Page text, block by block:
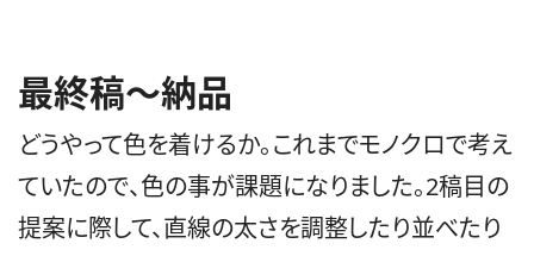
最終稿〜納品
どうやって色を着けるか。これまでモノクロで考え
ていたので、色の事が課題になりました。2稿目の
提案に際して、直線の太さを調整したり並べたり